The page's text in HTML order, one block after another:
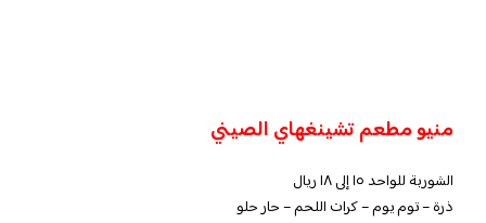
منيو مطعم تشينغهاي الصيني
الشوربة للواحد ١٥ إلى ١٨ ريال
ذرة – توم يوم – كرات اللحم – حار حلو